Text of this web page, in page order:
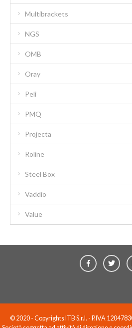
Multibrackets
NGS
OMB
Oray
Peli
PMQ
Projecta
Roline
Steel Box
Vaddio
Value
© 2020 - Copyrights ITB S.r.l. - P.IVA